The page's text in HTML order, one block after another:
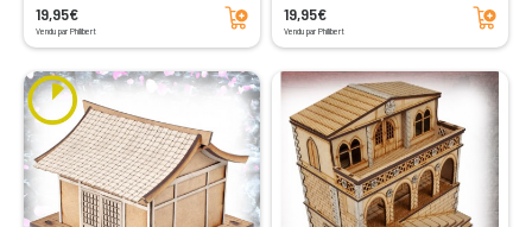
19,95€
Vendu par Philibert
Ajouter au panier 19,95€
Vendu par Philibert
Ajouter au panier